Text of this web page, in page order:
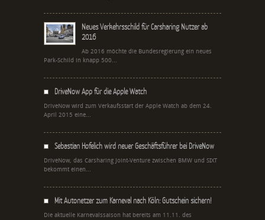
Neues Verkehrsschild für Carsharing Nutzer ab
2016
Ab 2016 möchte die Bundesregierung ein neues
Park-Schild in knapp 500...
DriveNow App für die Apple Watch
DriveNow wird zum Verkaufsstart der Apple Watch ab dem 24.
April 2015 eine...
Sebastian Hofelich wird neuer Geschäftsführer bei DriveNow
DriveNow, das Carsharing Joint-Venture zwischen BMW und SIXT
bekommt einen...
Mit Autonetzer zum Karneval nach Köln: Gutschein sichern!
Die aktuelle Karnevalssaison hat bereits am 11.11. des